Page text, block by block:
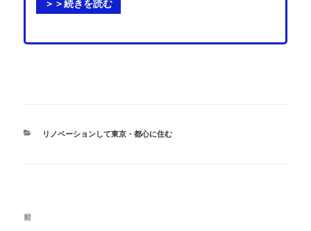
＞＞続きを読む
カ
リノベーションして東京・都心に住む
過
前